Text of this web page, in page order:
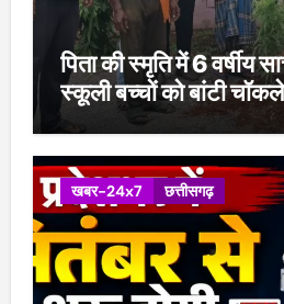
पिता की स्मृति में 6 वर्षीय
स्कूली बच्चों को बांटी
खबर-24x7 छत्तीसगढ़